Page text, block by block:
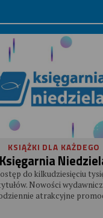
KSIĄŻKI DLA KAŻDEGO
Księgarnia
do kilkudziesięciu
Nowości
atrakcyjne